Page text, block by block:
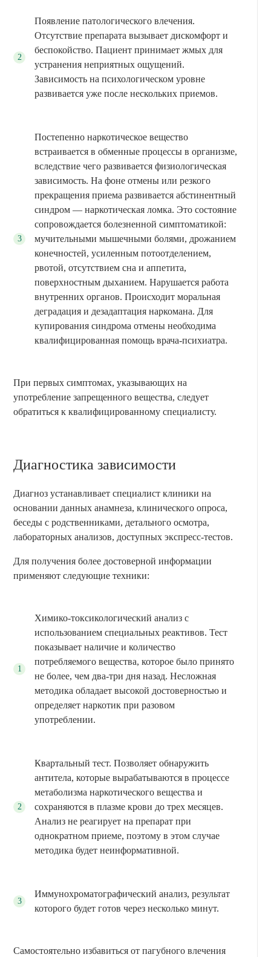
Появление патологического влечения.
Отсутствие препарата вызывает дискомфорт и
беспокойство. Пациент принимает жмых для
устранения неприятных ощущений.
Зависимость на психологическом уровне
развивается уже после нескольких приемов.
Постепенно наркотическое вещество
встраивается в обменные процессы в организме,
вследствие чего развивается физиологическая
зависимость. На фоне отмены или резкого
прекращения приема развивается абстинентный
синдром — наркотическая ломка. Это состояние
сопровождается болезненной симптоматикой:
мучительными мышечными болями, дрожанием
конечностей, усиленным потоотделением,
рвотой, отсутствием сна и аппетита,
поверхностным дыханием. Нарушается работа
внутренних органов. Происходит моральная
деградация и дезадаптация наркомана. Для
купирования синдрома отмены необходима
квалифицированная помощь врача-психиатра.
При первых симптомах, указывающих на
употребление запрещенного вещества, следует
обратиться к квалифицированному специалисту.
Диагностика зависимости
Диагноз устанавливает специалист клиники на
основании данных анамнеза, клинического опроса,
беседы с родственниками, детального осмотра,
лабораторных анализов, доступных экспресс-тестов.
Для получения более достоверной информации
применяют следующие техники:
Химико-токсикологический анализ с
использованием специальных реактивов. Тест
показывает наличие и количество
потребляемого вещества, которое было принято
не более, чем два-три дня назад. Несложная
методика обладает высокой достоверностью и
определяет наркотик при разовом
употреблении.
Квартальный тест. Позволяет обнаружить
антитела, которые вырабатываются в процессе
метаболизма наркотического вещества и
сохраняются в плазме крови до трех месяцев.
Анализ не реагирует на препарат при
однократном приеме, поэтому в этом случае
методика будет неинформативной.
Иммунохроматографический анализ, результат
которого будет готов через несколько минут.
Самостоятельно избавиться от пагубного влечения